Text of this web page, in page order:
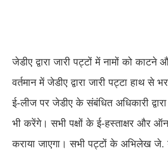
जेडीए द्वारा जारी पट्टों में नामों को
वर्तमान में जेडीए द्वारा जारी पट्टा हाथ
ई-लीज पर जेडीए के संबंधित अधिकारी
भी करेंगे। सभी पक्षों के ई-हस्ताक्षर और
कराया जाएगा। सभी पट्टों के अभिलेख जे.